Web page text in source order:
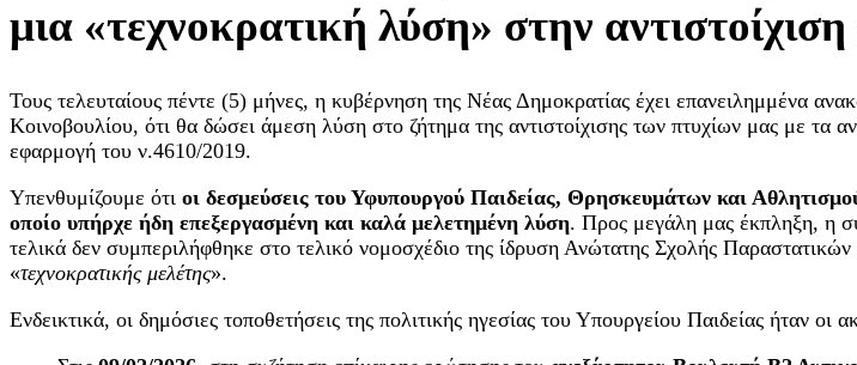
μια «τεχνοκρατική λύση» στην
Τους τελευταίους πέντε (5) μήνες, η κυβέρνηση της Νέας Δημοκρατίας έχει επανειλημμένα
Κοινοβουλίου, ότι θα δώσει άμεση λύση στο ζήτημα της αντιστοίχισης των πτυχίων μας με τα
εφαρμογή του ν.4610/2019.
Υπενθυμίζουμε ότι οι δεσμεύσεις του Υφυπουργού Παιδείας, Θρησκευμάτων και
οποίο υπήρχε ήδη επεξεργασμένη και καλά μελετημένη λύση. Προς μεγάλη μας έκπληξη, η
τελικά δεν συμπεριλήφθηκε στο τελικό νομοσχέδιο της ίδρυση Ανώτατης Σχολής
«τεχνοκρατικής μελέτης».
Ενδεικτικά, οι δημόσιες τοποθετήσεις της πολιτικής ηγεσίας του Υπουργείου Παιδείας ήταν οι